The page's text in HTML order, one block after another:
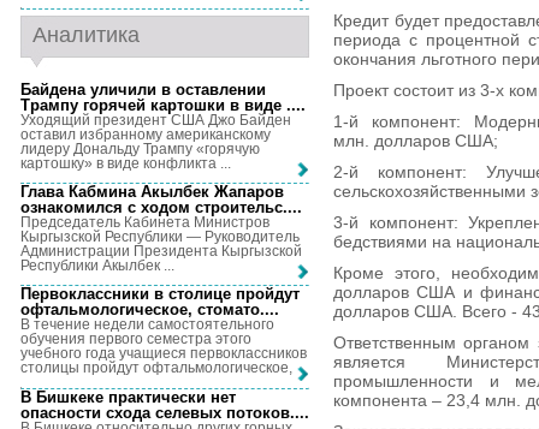
Кредит будет
периода с процентной
окончания льготного
Проект состоит из 3-х
1-й компонент:
млн. долларов США;
2-й компонент:
3-й компонент:
бедствиями на
Кроме этого,
долларов США и
долларов США. Всего -
Ответственным
является
промышленности и
компонента – 23,4 млн.
Аналитика
Байдена уличили в оставлении
Трампу горячей картошки в виде ....
Уходящий президент США Джо Байден
оставил избранному американскому
лидеру Дональду Трампу «горячую
картошку» в виде конфликта ...
Глава Кабмина Акылбек Жапаров
ознакомился с ходом строительс....
Председатель Кабинета Министров
Кыргызской Республики — Руководитель
Администрации Президента Кыргызской
Республики Акылбек ...
Первоклассники в столице пройдут
офтальмологическое, стомато....
В течение недели самостоятельного
обучения первого семестра этого
учебного года учащиеся первоклассников
столицы пройдут офтальмологическое, ...
В Бишкеке практически нет
опасности схода селевых потоков....